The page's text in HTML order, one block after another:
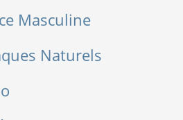
Masculine
Naturels